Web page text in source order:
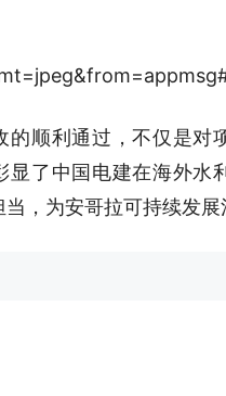
的顺利通过，不仅是对
显了中国电建在海外水
，为安哥拉可持续发展